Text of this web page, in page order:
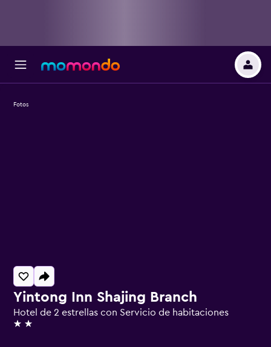
Yintong Inn Shajing Branch
Hotel de 2 estrellas con Servicio de habitaciones
2 estrellas
Fotos